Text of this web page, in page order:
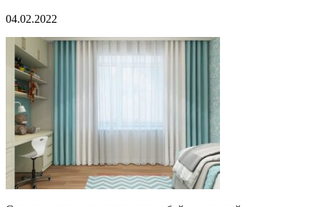
04.02.2022